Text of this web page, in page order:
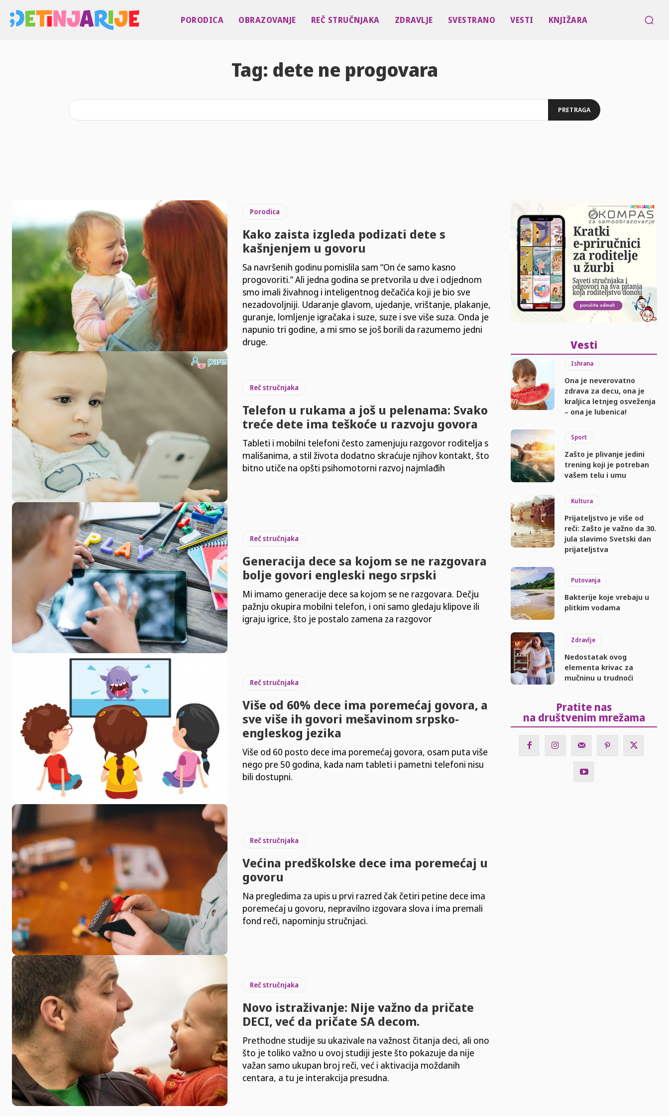
PORODICA OBRAZOVANJE REČ STRUČNJAKA ZDRAVLJE SVESTRANO VESTI KNJIŽARA
Tag: dete ne progovara
PRETRAGA
Porodica
Kako zaista izgleda podizati dete s
kašnjenjem u govoru
Sa navršenih godinu pomislila sam “On će samo kasno
progovoriti.” Ali jedna godina se pretvorila u dve i odjednom
smo imali živahnog i inteligentnog dečačića koji je bio sve
nezadovoljniji. Udaranje glavom, ujedanje, vrištanje, plakanje,
guranje, lomljenje igračaka i suze, suze i sve više suza. Onda je
napunio tri godine, a mi smo se još borili da razumemo jedni
druge.
Reč stručnjaka
Telefon u rukama a još u pelenama: Svako
treće dete ima teškoće u razvoju govora
Tableti i mobilni telefoni često zamenjuju razgovor roditelja s
mališanima, a stil života dodatno skraćuje njihov kontakt, što
bitno utiče na opšti psihomotorni razvoj najmlađih
Reč stručnjaka
Generacija dece sa kojom se ne razgovara
bolje govori engleski nego srpski
Mi imamo generacije dece sa kojom se ne razgovara. Dečju
pažnju okupira mobilni telefon, i oni samo gledaju klipove ili
igraju igrice, što je postalo zamena za razgovor
Reč stručnjaka
Više od 60% dece ima poremećaj govora, a
sve više ih govori mešavinom srpsko-
engleskog jezika
Više od 60 posto dece ima poremećaj govora, osam puta više
nego pre 50 godina, kada nam tableti i pametni telefoni nisu
bili dostupni.
Reč stručnjaka
Većina predškolske dece ima poremećaj u
govoru
Na pregledima za upis u prvi razred čak četiri petine dece ima
poremećaj u govoru, nepravilno izgovara slova i ima premali
fond reči, napominju stručnjaci.
Reč stručnjaka
Novo istraživanje: Nije važno da pričate
DECI, već da pričate SA decom.
Prethodne studije su ukazivale na važnost čitanja deci, ali ono
što je toliko važno u ovoj studiji jeste što pokazuje da nije
važan samo ukupan broj reči, već i aktivacija moždanih
centara, a tu je interakcija presudna.
Vesti
Ishrana
Ona je neverovatno
zdrava za decu, ona je
kraljica letnjeg osveženja
– ona je lubenica!
Sport
Zašto je plivanje jedini
trening koji je potreban
vašem telu i umu
Kultura
Prijateljstvo je više od
reči: Zašto je važno da 30.
jula slavimo Svetski dan
prijateljstva
Putovanja
Bakterije koje vrebaju u
plitkim vodama
Zdravlje
Nedostatak ovog
elementa krivac za
mučninu u trudnoći
Pratite nas
na društvenim mrežama